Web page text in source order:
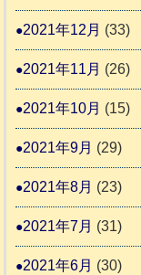
2021年12月 (33)
2021年11月 (26)
2021年10月 (15)
2021年9月 (29)
2021年8月 (23)
2021年7月 (31)
2021年6月 (30)